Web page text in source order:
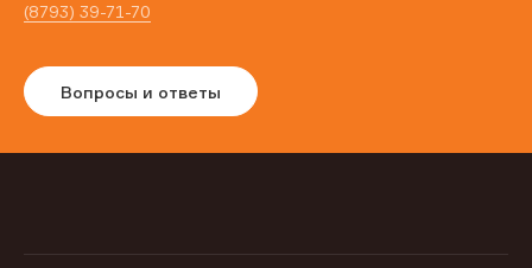
(8793) 39-71-70
Вопросы и ответы